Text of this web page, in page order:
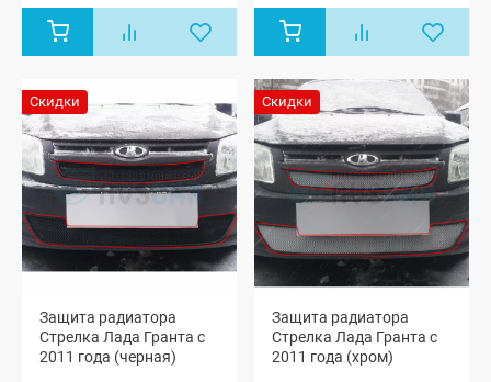
Скидки
Защита радиатора
Стрелка Лада Гранта с
2011 года (черная)
Скидки
Защита радиатора
Стрелка Лада Гранта с
2011 года (хром)